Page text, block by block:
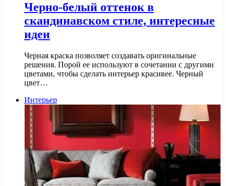
Черно-белый оттенок в
скандинавском стиле, интересные
идеи
Черная краска позволяет создавать оригинальные
решения. Порой ее используют в сочетании с другими
цветами, чтобы сделать интерьер красивее. Черный
цвет…
Интерьер